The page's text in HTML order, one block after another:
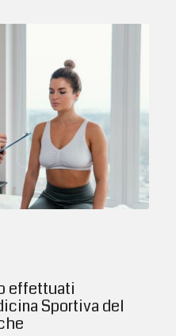
effettuati
Sportiva del